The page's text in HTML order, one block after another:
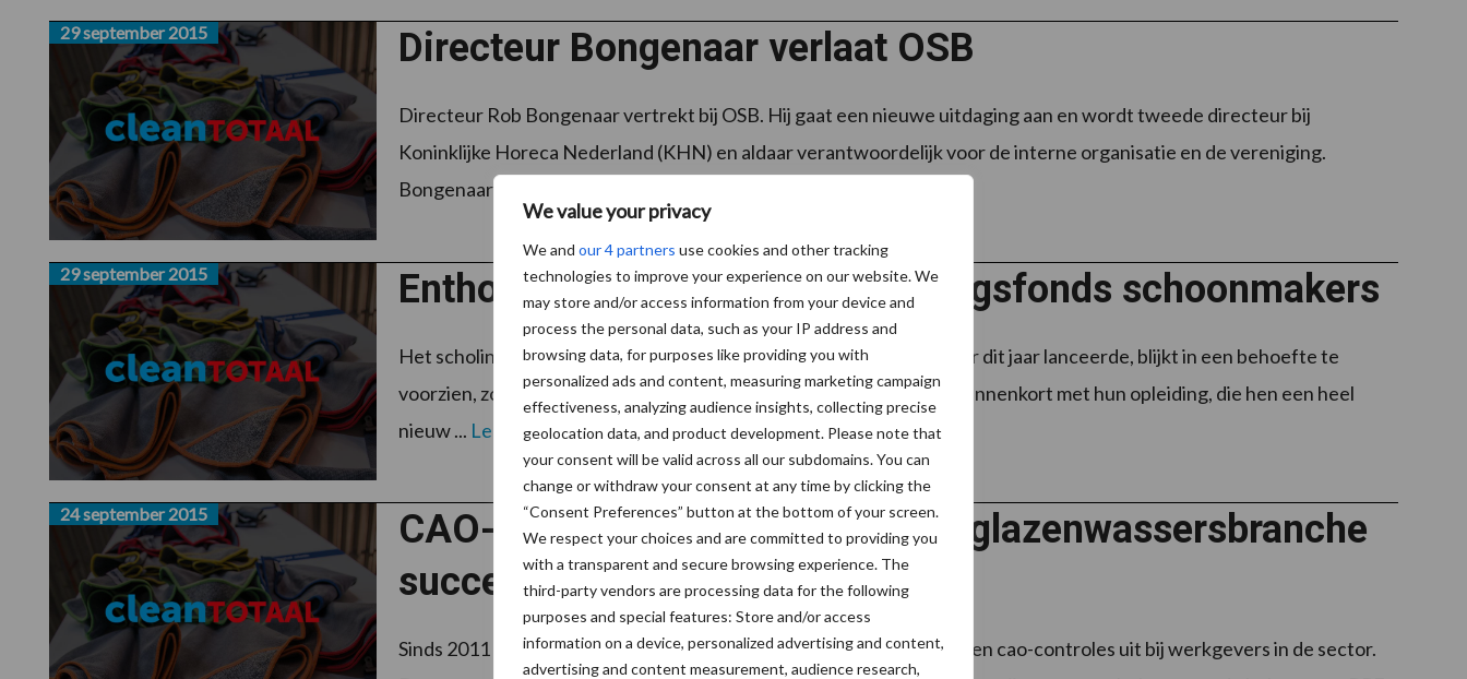
We value your privacy
We and our 4 partners use cookies and other tracking
technologies to improve your experience on our website. We
may store and/or access information from your device and
process the personal data, such as your IP address and
browsing data, for purposes like providing you with
personalized ads and content, measuring marketing campaign
effectiveness, analyzing audience insights, collecting precise
geolocation data, and product development. Please note that
your consent will be valid across all our subdomains. You can
change or withdraw your consent at any time by clicking the
“Consent Preferences” button at the bottom of your screen.
We respect your choices and are committed to providing you
with a transparent and secure browsing experience. The
third-party vendors are processing data for the following
purposes and special features: Store and/or access
information on a device, personalized advertising and content,
advertising and content measurement, audience research,
Directeur Bongenaar verlaat OSB
29 september 2015
Directeur Rob Bongenaar vertrekt bij OSB. Hij gaat een nieuwe uitdaging aan en wordt tweede directeur bij
Koninklijke Horeca Nederland (KHN) en aldaar verantwoordelijk voor de interne organisatie en de vereniging.
Bongenaar is ...
Enthousiast onthaal CNV scholingsfonds schoonmakers
29 september 2015
Het scholingsfonds voor schoonmakers, dat CNV Vakmensen eerder dit jaar lanceerde, blijkt in een behoefte te
voorzien, zo stelt de vakbond. De eerste 24 schoonmakers starten binnenkort met hun opleiding, die hen een heel
nieuw ... Lees meer
CAO-controles schoonmaak- en glazenwassersbranche
succes
24 september 2015
Sinds 2011 voert BPF Schoonmaak samen met de RAS continu loon- en cao-controles uit bij werkgevers in de sector.